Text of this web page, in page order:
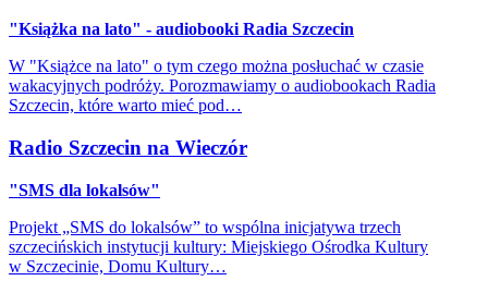
"Książka na lato" - audiobooki Radia Szczecin
W "Książce na lato" o tym czego można posłuchać w czasie
wakacyjnych podróży. Porozmawiamy o audiobookach Radia
Szczecin, które warto mieć pod…
Radio Szczecin na Wieczór
"SMS dla lokalsów"
Projekt „SMS do lokalsów” to wspólna inicjatywa trzech
szczecińskich instytucji kultury: Miejskiego Ośrodka Kultury
w Szczecinie, Domu Kultury…